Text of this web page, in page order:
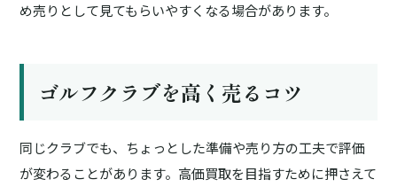
め売りとして見てもらいやすくなる場合があります。
ゴルフクラブを高く売るコツ
同じクラブでも、ちょっとした準備や売り方の工夫で評価
が変わることがあります。高価買取を目指すために押さえて